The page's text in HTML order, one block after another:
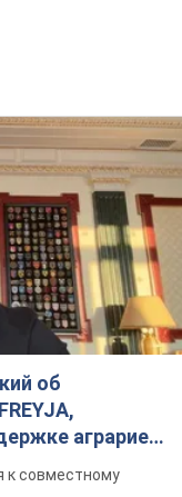
об
аграриев.
к совместному